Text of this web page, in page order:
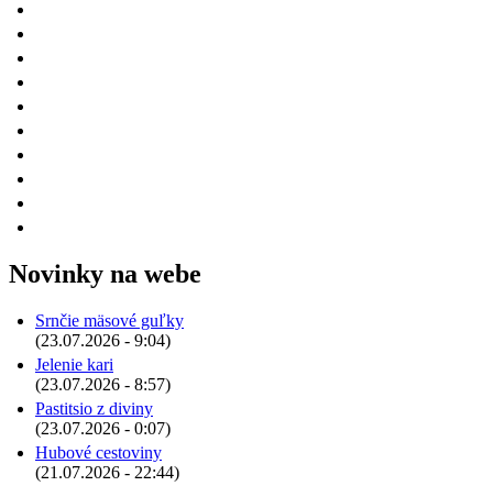
Novinky na webe
Srnčie mäsové guľky
(23.07.2026 - 9:04)
Jelenie kari
(23.07.2026 - 8:57)
Pastitsio z diviny
(23.07.2026 - 0:07)
Hubové cestoviny
(21.07.2026 - 22:44)